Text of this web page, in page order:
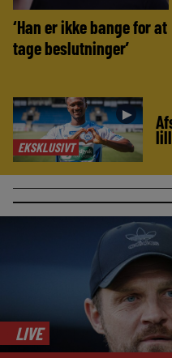
‘Han er ikke bange for at
tage beslutninger’
EKSKLUSIVT
►
LIVE